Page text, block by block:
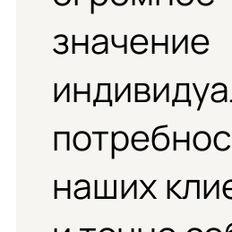
значение
наших